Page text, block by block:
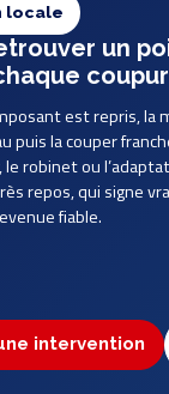
locale
un
est repris, la
puis la couper
robinet ou
repos, qui signe
fiable.
intervention